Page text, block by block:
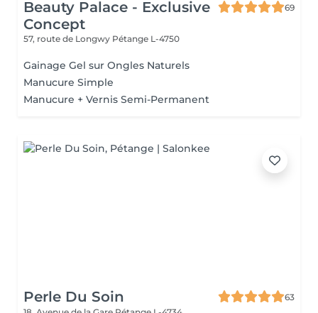
Beauty Palace - Exclusive
Concept
69
57, route de Longwy Pétange L-4750
Gainage Gel sur Ongles Naturels
Manucure Simple
Manucure + Vernis Semi-Permanent
Perle Du Soin
63